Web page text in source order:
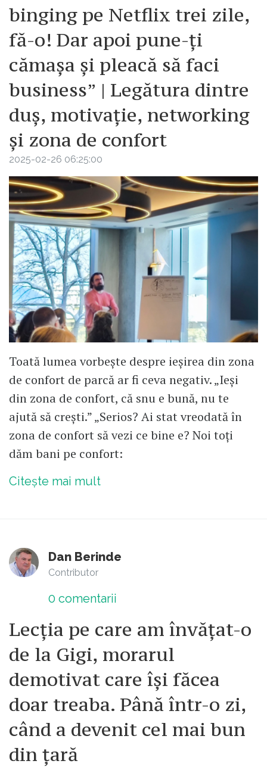
binging pe Netflix trei zile,
fă-o! Dar apoi pune-ți
cămașa și pleacă să faci
business” | Legătura dintre
duș, motivație, networking
și zona de confort
2025-02-26 06:25:00
Toată lumea vorbește despre ieșirea din zona
de confort de parcă ar fi ceva negativ. „Ieși
din zona de confort, că snu e bună, nu te
ajută să crești.” „Serios? Ai stat vreodată în
zona de confort să vezi ce bine e? Noi toți
dăm bani pe confort:
Citește mai mult
Dan Berinde
Contributor
0 comentarii
Lecția pe care am învățat-o
de la Gigi, morarul
demotivat care își făcea
doar treaba. Până într-o zi,
când a devenit cel mai bun
din țară